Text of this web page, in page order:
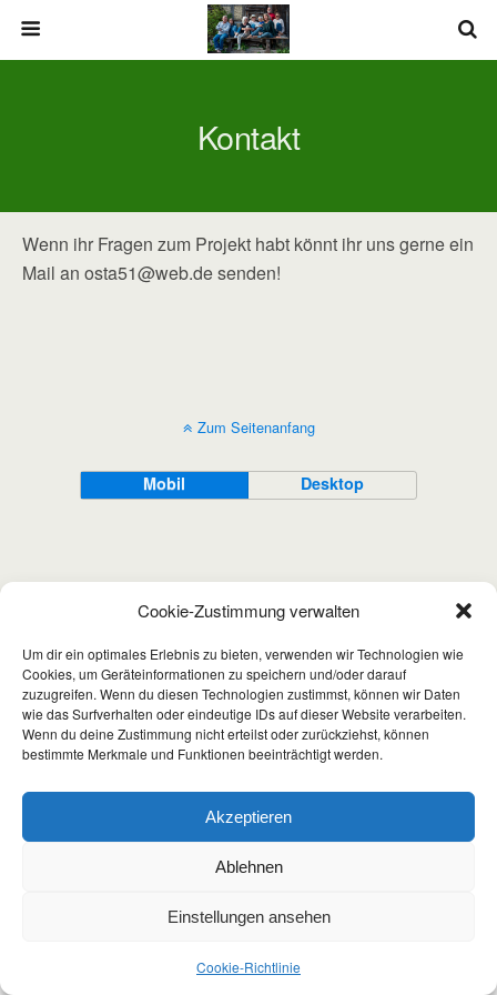
Cookie-Zustimmung verwalten
Um dir ein optimales Erlebnis zu bieten, verwenden wir Technologien wie
Cookies, um Geräteinformationen zu speichern und/oder darauf
zuzugreifen. Wenn du diesen Technologien zustimmst, können wir Daten
wie das Surfverhalten oder eindeutige IDs auf dieser Website verarbeiten.
Wenn du deine Zustimmung nicht erteilst oder zurückziehst, können
bestimmte Merkmale und Funktionen beeinträchtigt werden.
Akzeptieren
Ablehnen
Einstellungen ansehen
Cookie-Richtlinie
Kontakt
Wenn ihr Fragen zum Projekt habt könnt ihr uns gerne ein
Mail an osta51@web.de senden!
Zum Seitenanfang
Mobil Desktop